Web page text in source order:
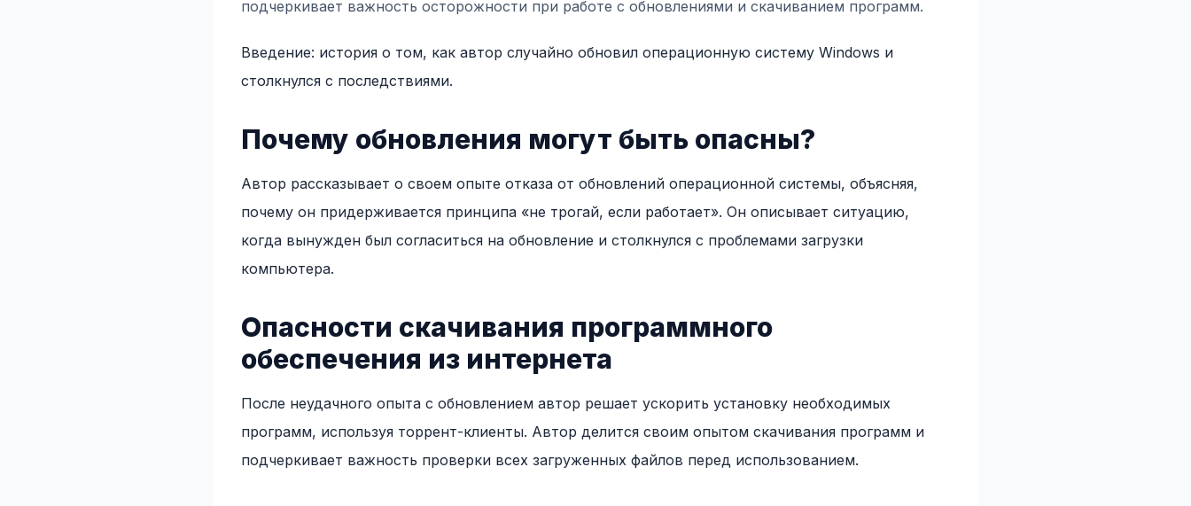
подчеркивает важность осторожности при работе с обновлениями и скачиванием программ.
Введение: история о том, как автор случайно обновил операционную систему Windows и
столкнулся с последствиями.
Почему обновления могут быть опасны?
Автор рассказывает о своем опыте отказа от обновлений операционной системы, объясняя,
почему он придерживается принципа «не трогай, если работает». Он описывает ситуацию,
когда вынужден был согласиться на обновление и столкнулся с проблемами загрузки
компьютера.
Опасности скачивания программного
обеспечения из интернета
После неудачного опыта с обновлением автор решает ускорить установку необходимых
программ, используя торрент-клиенты. Автор делится своим опытом скачивания программ и
подчеркивает важность проверки всех загруженных файлов перед использованием.